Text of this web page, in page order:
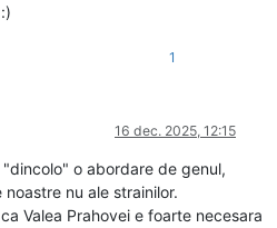
1
16 dec. 2025, 12:15
o abordare de genul,
nu ale strainilor.
Valea Prahovei e foarte necesara